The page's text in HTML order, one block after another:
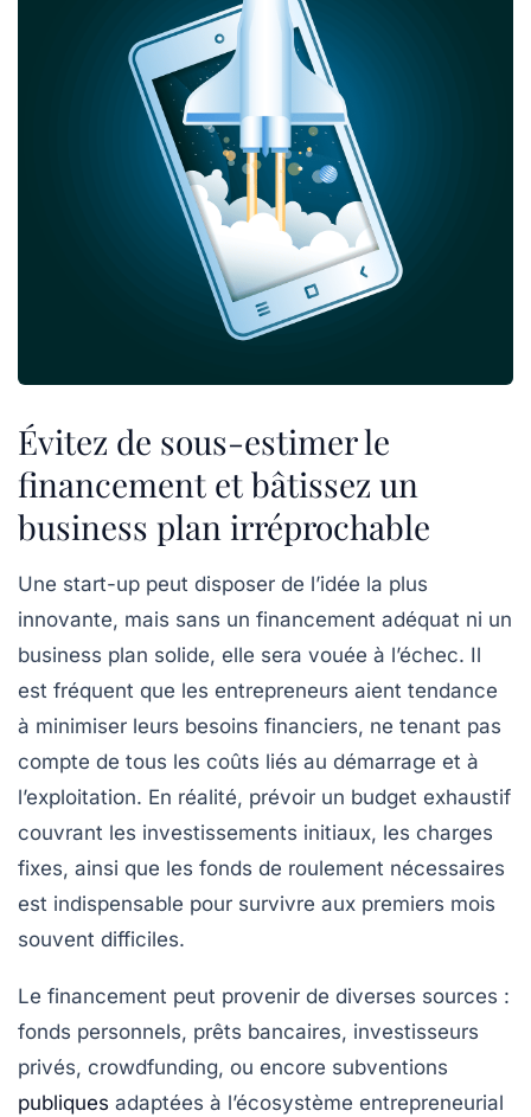
Évitez de sous-estimer le
financement et bâtissez un
business plan irréprochable
Une start-up peut disposer de l’idée la plus
innovante, mais sans un financement adéquat ni un
business plan solide, elle sera vouée à l’échec. Il
est fréquent que les entrepreneurs aient tendance
à minimiser leurs besoins financiers, ne tenant pas
compte de tous les coûts liés au démarrage et à
l’exploitation. En réalité, prévoir un budget exhaustif
couvrant les investissements initiaux, les charges
fixes, ainsi que les fonds de roulement nécessaires
est indispensable pour survivre aux premiers mois
souvent difficiles.
Le financement peut provenir de diverses sources :
fonds personnels, prêts bancaires, investisseurs
privés, crowdfunding, ou encore subventions
publiques adaptées à l’écosystème entrepreneurial